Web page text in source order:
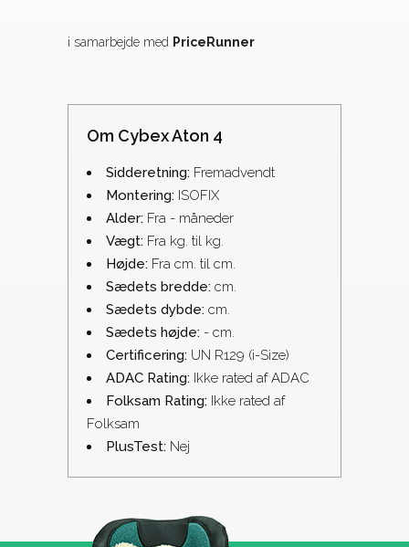
i samarbejde med PriceRunner
Om Cybex Aton 4
Sidderetning: Fremadvendt
Montering: ISOFIX
Alder: Fra - måneder
Vægt: Fra kg. til kg.
Højde: Fra cm. til cm.
Sædets bredde: cm.
Sædets dybde: cm.
Sædets højde: - cm.
Certificering: UN R129 (i-Size)
ADAC Rating: Ikke rated af ADAC
Folksam Rating: Ikke rated af
Folksam
PlusTest: Nej